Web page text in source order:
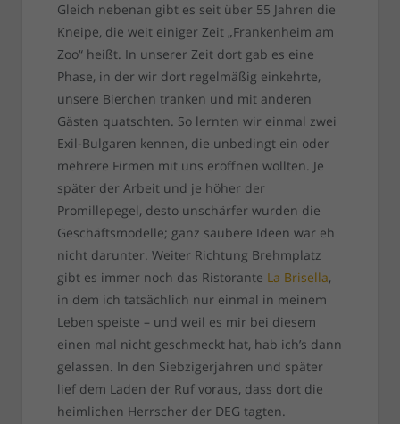
Gleich nebenan gibt es seit über 55 Jahren die
Kneipe, die weit einiger Zeit „Frankenheim am
Zoo“ heißt. In unserer Zeit dort gab es eine
Phase, in der wir dort regelmäßig einkehrte,
unsere Bierchen tranken und mit anderen
Gästen quatschten. So lernten wir einmal zwei
Exil-Bulgaren kennen, die unbedingt ein oder
mehrere Firmen mit uns eröffnen wollten. Je
später der Arbeit und je höher der
Promillepegel, desto unschärfer wurden die
Geschäftsmodelle; ganz saubere Ideen war eh
nicht darunter. Weiter Richtung Brehmplatz
gibt es immer noch das Ristorante La Brisella,
in dem ich tatsächlich nur einmal in meinem
Leben speiste – und weil es mir bei diesem
einen mal nicht geschmeckt hat, hab ich’s dann
gelassen. In den Siebzigerjahren und später
lief dem Laden der Ruf voraus, dass dort die
heimlichen Herrscher der DEG tagten.